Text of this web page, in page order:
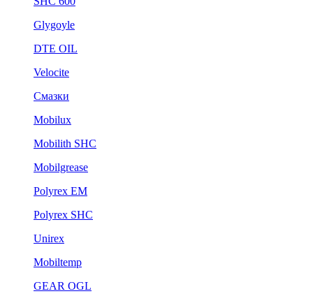
Glygoyle
DTE OIL
Velocite
Смазки
Mobilux
Mobilith SHC
Mobilgrease
Polyrex EM
Polyrex SHC
Unirex
Mobiltemp
GEAR OGL